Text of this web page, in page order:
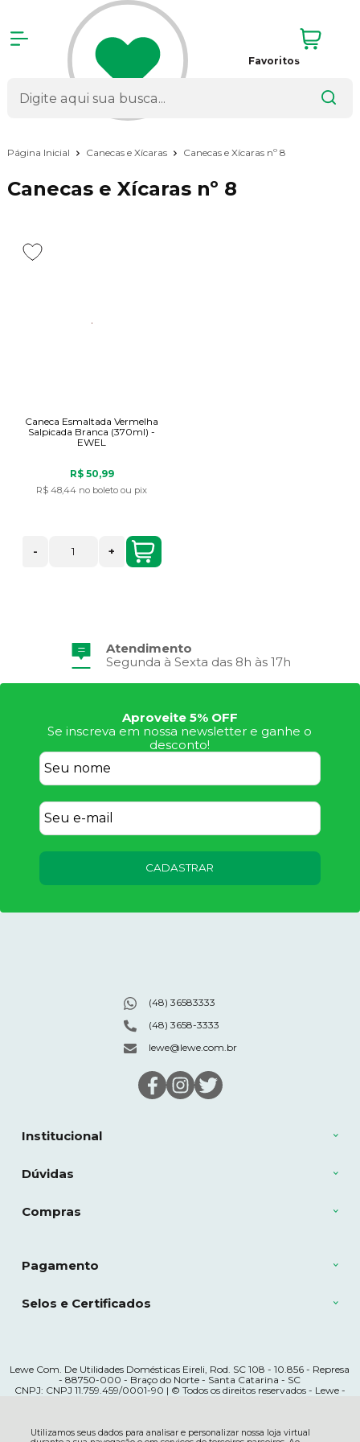
Utilizamos seus dados para analisar e personalizar nossa loja virtual
Favoritos
Página Inicial Canecas e Xícaras Canecas e Xícaras nº 8
Canecas e Xícaras nº 8
Caneca Esmaltada Vermelha
Salpicada Branca (370ml) -
EWEL
R$ 50,99
R$ 48,44 no boleto ou pix
- +
Atendimento
Segunda à Sexta das 8h às 17h
Aproveite 5% OFF
Se inscreva em nossa newsletter e ganhe o
desconto!
CADASTRAR
Institucional
Dúvidas
Compras
(48) 36583333
(48) 3658-3333
lewe@lewe.com.br
Pagamento
Selos e Certificados
Lewe Com. De Utilidades Domésticas Eireli, Rod. SC 108 - 10.856 - Represa
- 88750-000 - Braço do Norte - Santa Catarina - SC
CNPJ: CNPJ 11.759.459/0001-90 | © Todos os direitos reservados - Lewe -